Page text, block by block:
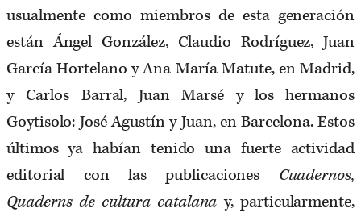
usualmente como miembros de esta generación
están Ángel González, Claudio Rodríguez, Juan
García Hortelano y Ana María Matute, en Madrid,
y Carlos Barral, Juan Marsé y los hermanos
Goytisolo: José Agustín y Juan, en Barcelona. Estos
últimos ya habían tenido una fuerte actividad
editorial con las publicaciones Cuadernos,
Quaderns de cultura catalana y, particularmente,